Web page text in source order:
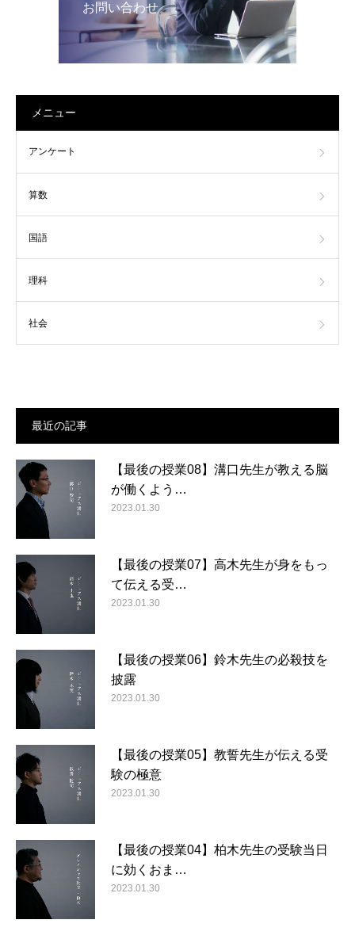
お問い合わせ
メニュー
アンケート
算数
国語
理科
社会
最近の記事
【最後の授業08】溝口先生が教える脳
が働くよう…
2023.01.30
【最後の授業07】高木先生が身をもっ
て伝える受…
2023.01.30
【最後の授業06】鈴木先生の必殺技を
披露
2023.01.30
【最後の授業05】教誓先生が伝える受
験の極意
2023.01.30
【最後の授業04】柏木先生の受験当日
に効くおま…
2023.01.30